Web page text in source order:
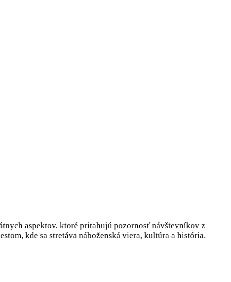
aspektov, ktoré pritahujú pozornosť návštevníkov z
kde sa stretáva náboženská viera, kultúra a história.